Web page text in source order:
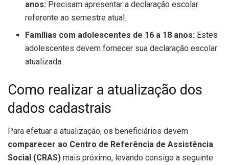
anos: Precisam apresentar a declaração escolar
referente ao semestre atual.
Famílias com adolescentes de 16 a 18 anos: Estes
adolescentes devem fornecer sua declaração escolar
atualizada.
Como realizar a atualização dos
dados cadastrais
Para efetuar a atualização, os beneficiários devem
comparecer ao Centro de Referência de Assistência
Social (CRAS) mais próximo, levando consigo a seguinte